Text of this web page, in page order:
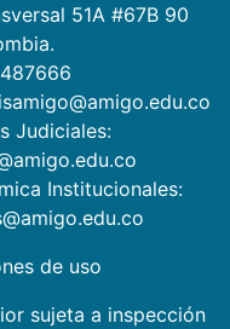
51A #67B 90
Judiciales:
Institucionales:
de uso
sujeta a inspección